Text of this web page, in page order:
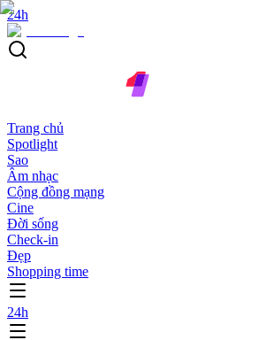
24h
Trang chủ
Spotlight
Sao
Âm nhạc
Cộng đồng mạng
Cine
Đời sống
Check-in
Đẹp
Shopping time
24h